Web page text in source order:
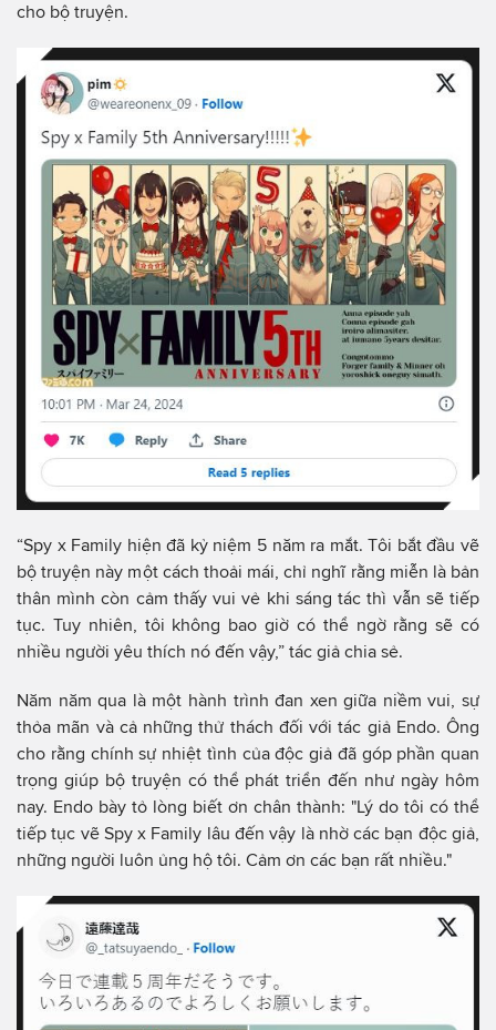
cho bộ truyện.
“Spy x Family hiện đã kỷ niệm 5 năm ra mắt. Tôi bắt đầu vẽ
bộ truyện này một cách thoải mái, chỉ nghĩ rằng miễn là bản
thân mình còn cảm thấy vui vẻ khi sáng tác thì vẫn sẽ tiếp
tục. Tuy nhiên, tôi không bao giờ có thể ngờ rằng sẽ có
nhiều người yêu thích nó đến vậy,” tác giả chia sẻ.
Năm năm qua là một hành trình đan xen giữa niềm vui, sự
thỏa mãn và cả những thử thách đối với tác giả Endo. Ông
cho rằng chính sự nhiệt tình của độc giả đã góp phần quan
trọng giúp bộ truyện có thể phát triển đến như ngày hôm
nay. Endo bày tỏ lòng biết ơn chân thành: "Lý do tôi có thể
tiếp tục vẽ Spy x Family lâu đến vậy là nhờ các bạn độc giả,
những người luôn ủng hộ tôi. Cảm ơn các bạn rất nhiều."